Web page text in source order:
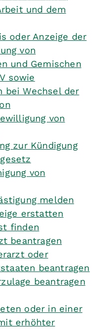
und dem
oder Anzeige der
von
und Gemischen
sowie
bei Wechsel der
von
zur Kündigung
von
melden
erstatten
finden
beantragen
oder
beantragen
beantragen
oder in einer
erhöhter